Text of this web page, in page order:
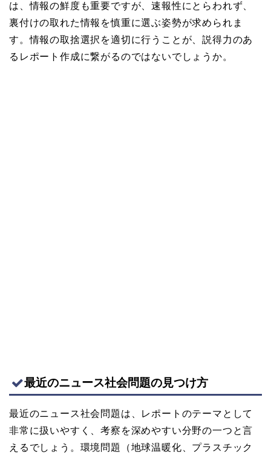
は、情報の鮮度も重要ですが、速報性にとらわれず、
裏付けの取れた情報を慎重に選ぶ姿勢が求められま
す。情報の取捨選択を適切に行うことが、説得力のあ
るレポート作成に繋がるのではないでしょうか。
最近のニュース社会問題の見つけ方
最近のニュース社会問題は、レポートのテーマとして
非常に扱いやすく、考察を深めやすい分野の一つと言
えるでしょう。環境問題（地球温暖化、プラスチック